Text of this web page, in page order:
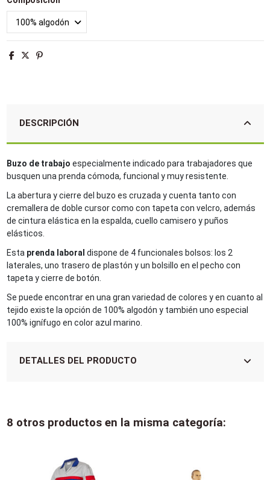
DESCRIPCIÓN
Buzo de trabajo especialmente indicado para trabajadores que
busquen una prenda cómoda, funcional y muy resistente.
La abertura y cierre del buzo es cruzada y cuenta tanto con
cremallera de doble cursor como con tapeta con velcro, además
de cintura elástica en la espalda, cuello camisero y puños
elásticos.
Esta prenda laboral dispone de 4 funcionales bolsos: los 2
laterales, uno trasero de plastón y un bolsillo en el pecho con
tapeta y cierre de botón.
Se puede encontrar en una gran variedad de colores y en cuanto al
tejido existe la opción de 100% algodón y también uno especial
100% ignífugo en color azul marino.
DETALLES DEL PRODUCTO
8 otros productos en la misma categoría: